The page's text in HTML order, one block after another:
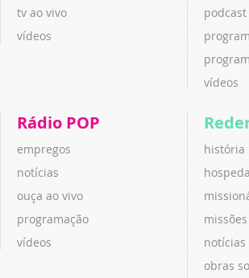
tv ao vivo
vídeos
podcast
vídeos
Rádio POP
empregos
notícias
ouça ao vivo
programação
vídeos
história
notícias
obras